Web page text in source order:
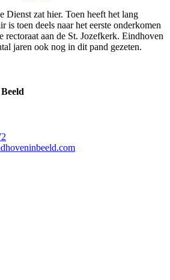
Dienst zat hier. Toen heeft het lang
is toen deels naar het eerste onderkomen
rectoraat aan de St. Jozefkerk. Eindhoven
jaren ook nog in dit pand gezeten.